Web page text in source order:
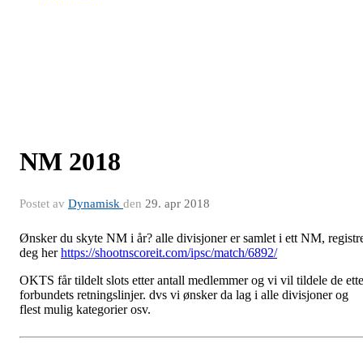
NM 2018
Postet av Dynamisk den 29. apr 2018
Ønsker du skyte NM i år? alle divisjoner er samlet i ett NM,
deg herhttps://shootnscoreit.com/ipsc/match/6892/
OKTS får tildelt slots etter antall medlemmer og vi vil tildele de
forbundets retningslinjer. dvs vi ønsker da lag i alle divisjoner og
flest mulig kategorier osv.